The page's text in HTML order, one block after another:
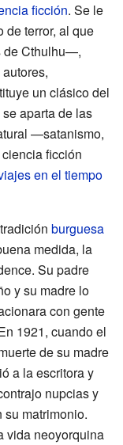
ficción. Se le
de terror, al que
de Cthulhu—,
un clásico del
aparta de las
—satanismo,
ficción
en el tiempo
burguesa
medida, la
Su padre
y su madre lo
con gente
1921, cuando el
de su madre
a la escritora y
nupcias y
su matrimonio.
vida neoyorquina